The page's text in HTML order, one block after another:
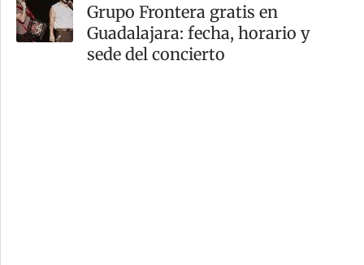
Grupo Frontera gratis en
Guadalajara: fecha, horario y
sede del concierto